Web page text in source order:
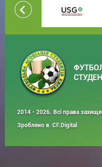
2014 - 2026. Всі права
Зроблено в CF.Digital